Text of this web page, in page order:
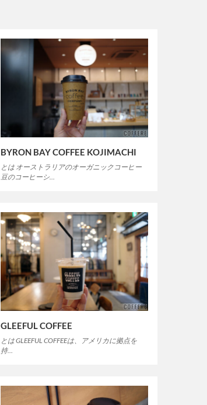
BYRON BAY COFFEE KOJIMACHI
とは オーストラリアのオーガニックコーヒー
豆のコーヒーシ…
GLEEFUL COFFEE
とは GLEEFUL COFFEEは、アメリカに拠点を
持…